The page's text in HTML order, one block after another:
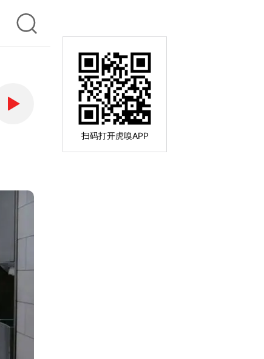
扫码打开虎嗅APP